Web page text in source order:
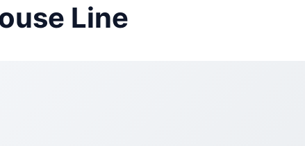
Line